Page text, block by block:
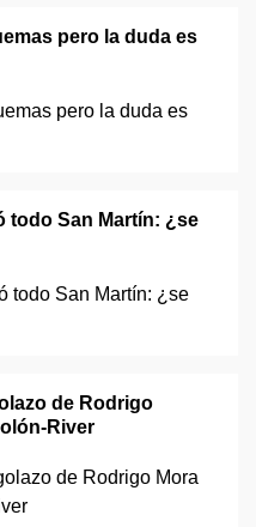
pero la duda es
todo San Martín: ¿se
de Rodrigo
River